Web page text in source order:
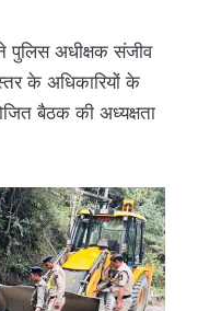
पुलिस अधीक्षक संजीव
के अधिकारियों के
बैठक की अध्यक्षता